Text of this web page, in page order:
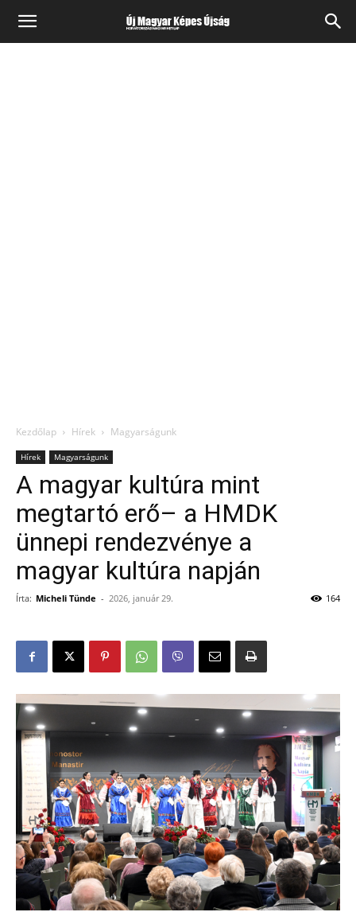
Kezdőlap Hírek Magyarságunk
Hírek Magyarságunk
A magyar kultúra mint
megtartó erő– a HMDK
ünnepi rendezvénye a
magyar kultúra napján
Írta: Micheli Tünde - 2026, január 29. 164